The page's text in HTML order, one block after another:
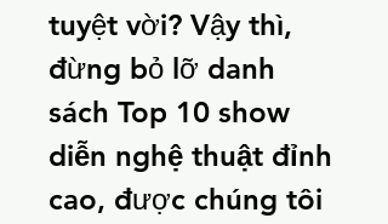
tuyệt vời? Vậy thì,
đừng bỏ lỡ danh
sách Top 10 show
diễn nghệ thuật đỉnh
cao, được chúng tôi